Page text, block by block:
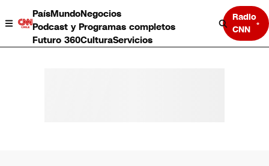
PaísMundoNegocios
Podcast y Programas completos
Futuro 360CulturaServicios
Radio
CNN